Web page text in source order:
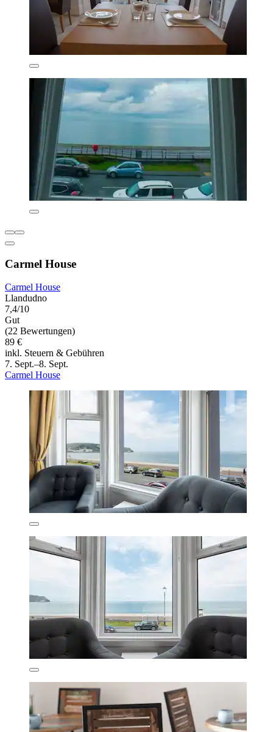
Carmel House
Carmel House
Llandudno
7,4/10
Gut
(22 Bewertungen)
89 €
inkl. Steuern & Gebühren
7. Sept.–8. Sept.
Carmel House